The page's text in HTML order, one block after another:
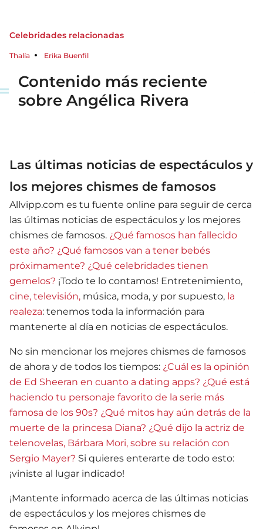
Celebridades relacionadas
Thalía Erika Buenfil
Contenido más reciente
sobre Angélica Rivera
Las últimas noticias de espectáculos y
los mejores chismes de famosos
Allvipp.com es tu fuente online para seguir de cerca
las últimas noticias de espectáculos y los mejores
chismes de famosos. ¿Qué famosos han fallecido
este año? ¿Qué famosos van a tener bebés
próximamente? ¿Qué celebridades tienen
gemelos? ¡Todo te lo contamos! Entretenimiento,
cine, televisión, música, moda, y por supuesto, la
realeza: tenemos toda la información para
mantenerte al día en noticias de espectáculos.
No sin mencionar los mejores chismes de famosos
de ahora y de todos los tiempos: ¿Cuál es la opinión
de Ed Sheeran en cuanto a dating apps? ¿Qué está
haciendo tu personaje favorito de la serie más
famosa de los 90s? ¿Qué mitos hay aún detrás de la
muerte de la princesa Diana? ¿Qué dijo la actriz de
telenovelas, Bárbara Mori, sobre su relación con
Sergio Mayer? Si quieres enterarte de todo esto:
¡viniste al lugar indicado!
¡Mantente informado acerca de las últimas noticias
de espectáculos y los mejores chismes de